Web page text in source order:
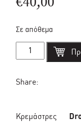
Σε απόθεμα
Dropit
large
σετ/2
ποσότητα
Share:
Κρεμάστρες